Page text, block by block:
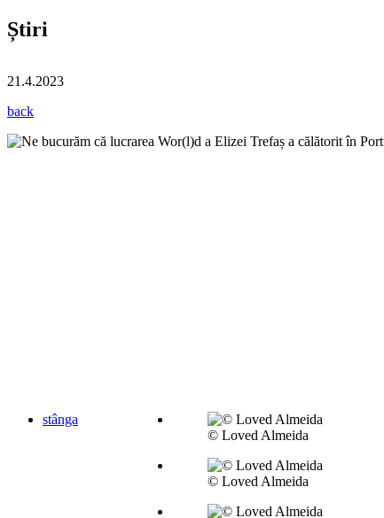
Știri
21.4.2023
back
stânga
© Loved Almeida
© Loved Almeida